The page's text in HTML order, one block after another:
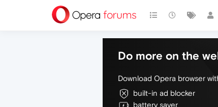
Do more on the
Download Opera browser
built-in ad blocker
battery saver